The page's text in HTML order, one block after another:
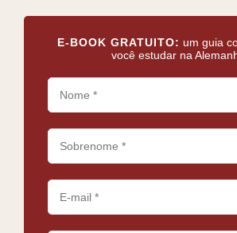
E-BOOK GRATUITO: um guia
você estudar na